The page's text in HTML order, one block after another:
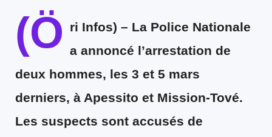
(Ö ri Infos) – La Police Nationale
a annoncé l’arrestation de
deux hommes, les 3 et 5 mars
derniers, à Apessito et Mission-Tové.
Les suspects sont accusés de